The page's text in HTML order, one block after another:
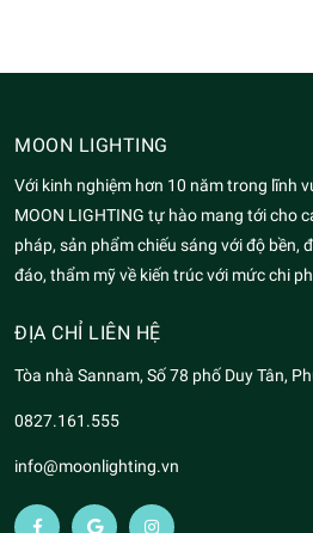
MOON LIGHTING
Với kinh nghiệm hơn 10 năm trong lĩnh
MOON LIGHTING tự hào mang tới cho
pháp, sản phẩm chiếu sáng với độ bền,
đáo, thẩm mỹ về kiến trúc với mức chi
ĐỊA CHỈ LIÊN HỆ
Tòa nhà Sannam, Số 78 phố Duy Tân,
0827.161.555
info@moonlighting.vn